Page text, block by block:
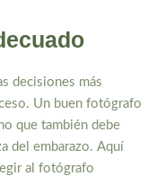
decisiones más
Un buen fotógrafo
que también debe
del embarazo. Aquí
al fotógrafo